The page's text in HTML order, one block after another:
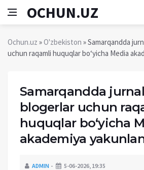
OCHUN.UZ
Ochun.uz »O'zbekiston » Samarqandda
uchun raqamli huquqlar bo‘yicha Media
Samarqandda
blogerlar uchun
huquqlar bo‘yicha
akademiya
ADMIN 5-06-2026, 19:35